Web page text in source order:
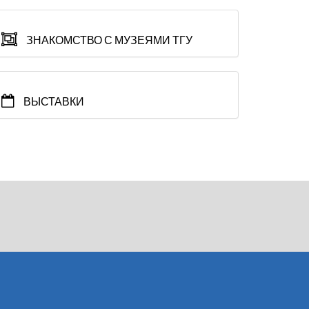
ЗНАКОМСТВО С МУЗЕЯМИ ТГУ
ВЫСТАВКИ